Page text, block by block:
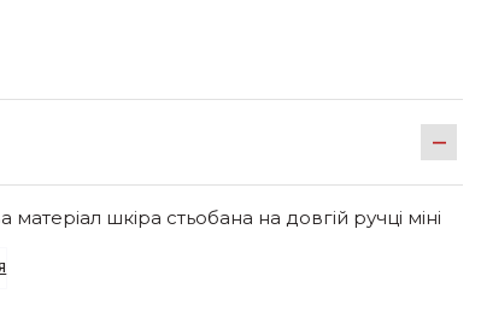
шкіра стьобана на довгій ручці міні